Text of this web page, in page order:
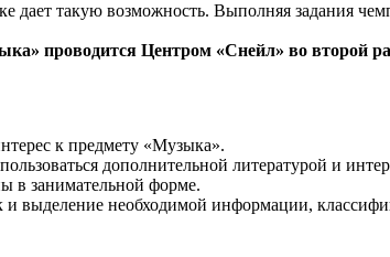
дает такую возможность. Выполняя задания
проводится Центром «Снейл» во второй
к предмету «Музыка».
дополнительной литературой и
в занимательной форме.
выделение необходимой информации,